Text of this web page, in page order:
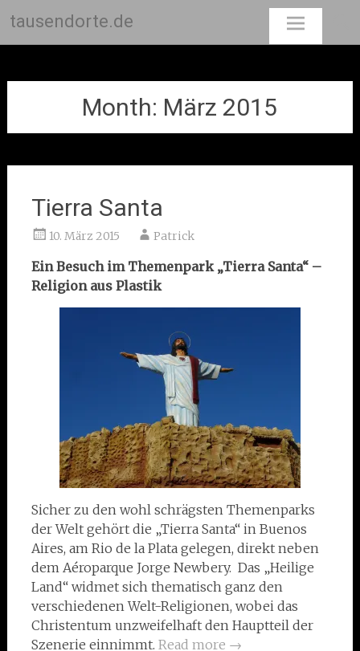
tausendorte.de
Month: März 2015
Tierra Santa
10. März 2015 Patrick
Ein Besuch im Themenpark „Tierra Santa“ –
Religion aus Plastik
Sicher zu den wohl schrägsten Themenparks
der Welt gehört die „Tierra Santa“ in Buenos
Aires, am Rio de la Plata gelegen, direkt neben
dem Aéroparque Jorge Newbery. Das „Heilige
Land“ widmet sich thematisch ganz den
verschiedenen Welt-Religionen, wobei das
Christentum unzweifelhaft den Hauptteil der
Szenerie einnimmt. Read more →